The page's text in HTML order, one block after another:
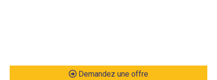
Demandez une offre